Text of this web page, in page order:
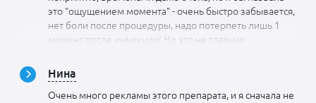
это "ощущением момента" - очень быстро забывается,
нет боли после процедуры, надо потерпеть лишь 1
момент после инъекции! Но это не главная
посветление под глазами! Кожа стала свежее, но этот
эффект и после других биоревитализантов был, а вот
чтобы та - сразу и видимый результат! Впервые и
Нина
Очень много рекламы этого препарата, и я сначала не